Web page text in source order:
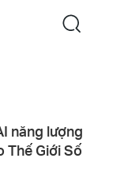
search
năng lượng
Thế Giới Số